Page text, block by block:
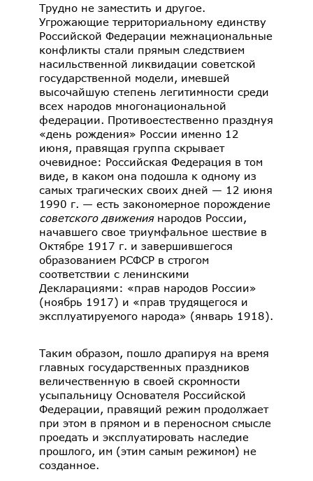
Трудно не заместить и другое.
Угрожающие территориальному единству
Российской Федерации межнациональные
конфликты стали прямым следствием
насильственной ликвидации советской
государственной модели, имевшей
высочайшую степень легитимности среди
всех народов многонациональной
федерации. Противоестественно празднуя
«день рождения» России именно 12
июня, правящая группа скрывает
очевидное: Российская Федерация в том
виде, в каком она подошла к одному из
самых трагических своих дней — 12 июня
1990 г. — есть закономерное порождение
советского движения народов России,
начавшего свое триумфальное шествие в
Октябре 1917 г. и завершившегося
образованием РСФСР в строгом
соответствии с ленинскими
Декларациями: «прав народов России»
(ноябрь 1917) и «прав трудящегося и
эксплуатируемого народа» (январь 1918).
Таким образом, пошло драпируя на время
главных государственных праздников
величественную в своей скромности
усыпальницу Основателя Российской
Федерации, правящий режим продолжает
при этом в прямом и в переносном смысле
проедать и эксплуатировать наследие
прошлого, им (этим самым режимом) не
созданное.